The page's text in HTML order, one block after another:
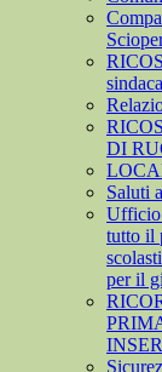
DI
Saluti
Ufficio
tutto il
per il